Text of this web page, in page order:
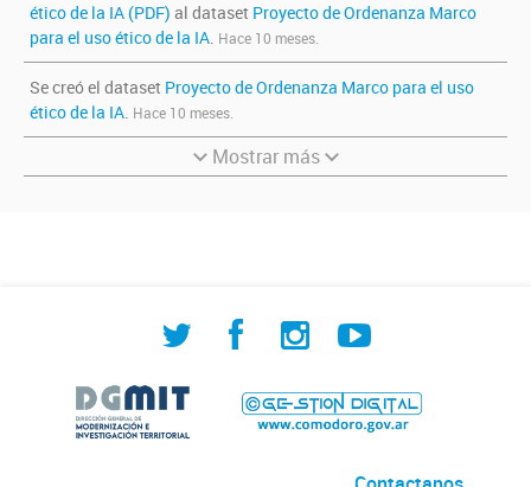
ético de la IA (PDF) al dataset Proyecto de Ordenanza Marco
para el uso ético de la IA. Hace 10 meses.
Se creó el dataset Proyecto de Ordenanza Marco para el uso
ético de la IA. Hace 10 meses.
Mostrar más